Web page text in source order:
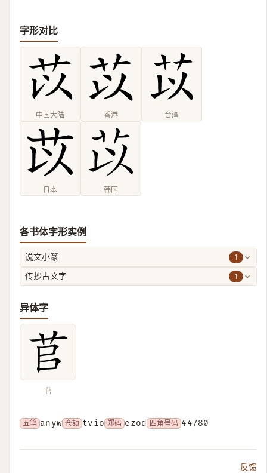
字形对比
中国大陆 香港 台湾
日本 韩国
各书体字形实例
说文小篆 1
传抄古文字 1
异体字
苢
五笔 anyw 仓颉 tvio 郑码 ezod 四角号码 44780
反馈